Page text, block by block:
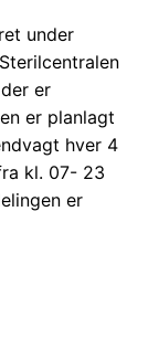
under
er
er planlagt
hver 4
kl. 07- 23
er